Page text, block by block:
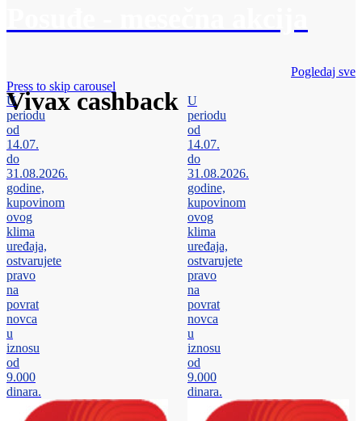
Vivax cashback
Pogledaj sve
Press to skip carousel
U
periodu
od
14.07.
do
31.08.2026.
godine,
kupovinom
ovog
klima
uređaja,
ostvarujete
pravo
na
povrat
novca
u
iznosu
od
9.000
dinara.
U
periodu
od
14.07.
do
31.08.2026.
godine,
kupovinom
ovog
klima
uređaja,
ostvarujete
pravo
na
povrat
novca
u
iznosu
od
9.000
dinara.